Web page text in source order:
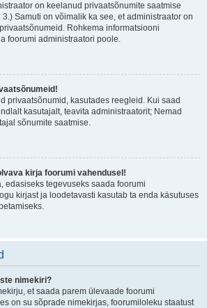
on keelanud privaatsõnumite saatmise
Samuti on võimalik ka see, et administraator on
Rohkema informatsiooni
foorumi administraatori poole.
privaatsõnumid, kasutades reegleid. Kui saad
kasutajalt, teavita administraatorit; Nemad
sõnumite saatmise.
kirja foorumi vahendusel!
edasiseks tegevuseks saada foorumi
kirjast ja loodetavasti kasutab ta enda käsutuses
nimekiri?
et saada parem ülevaade foorumi
on su sõprade nimekirjas, foorumiloleku staatust